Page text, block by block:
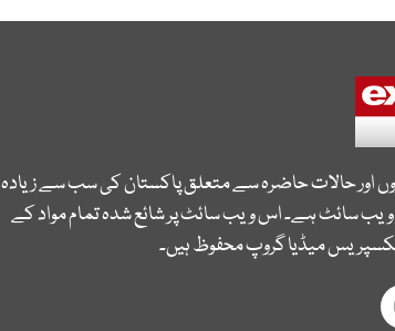
اور حالات حاضرہ سے متعلق پاکستان کی سب سے زیادہ
سائٹ ہے۔ اس ویب سائٹ پر شائع شدہ تمام مواد کے
میڈیا گروپ محفوظ ہیں۔